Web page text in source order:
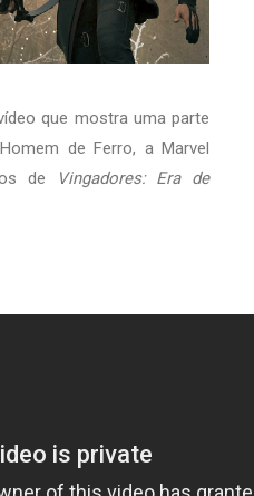
que mostra uma parte
de Ferro, a Marvel
de
Vingadores: Era de